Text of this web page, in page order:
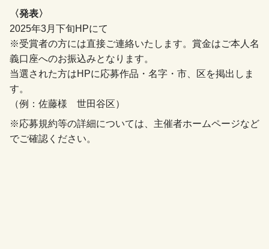
〈発表〉
2025年3月下旬HPにて
※受賞者の方には直接ご連絡いたします。賞金はご本人名
義口座へのお振込みとなります。
当選された方はHPに応募作品・名字・市、区を掲出しま
す。
（例：佐藤様 世田谷区）
※応募規約等の詳細については、主催者ホームページなど
でご確認ください。